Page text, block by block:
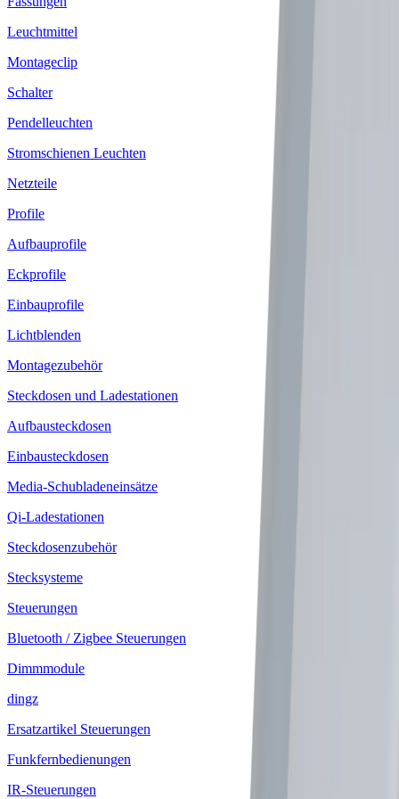
Leuchtmittel
Montageclip
Schalter
Pendelleuchten
Stromschienen Leuchten
Netzteile
Profile
Aufbauprofile
Eckprofile
Einbauprofile
Lichtblenden
Montagezubehör
Steckdosen und Ladestationen
Aufbausteckdosen
Einbausteckdosen
Media-Schubladeneinsätze
Qi-Ladestationen
Steckdosenzubehör
Stecksysteme
Steuerungen
Bluetooth / Zigbee Steuerungen
Dimmmodule
dingz
Ersatzartikel Steuerungen
Funkfernbedienungen
IR-Steuerungen